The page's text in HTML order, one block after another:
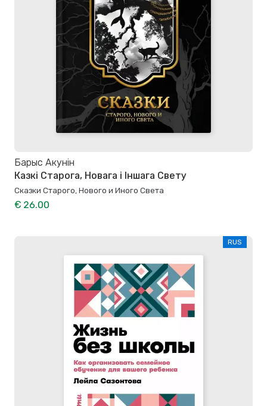
Барыс Акунін
Казкі Старога, Новага і Іншага Свету
Сказки Старого, Нового и Иного Света
€ 26.00
RUS